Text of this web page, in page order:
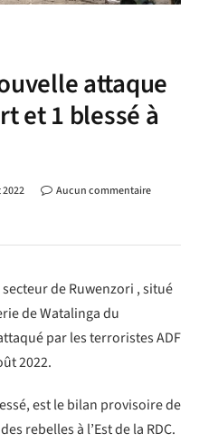
attaque
et 1 blessé à
Aucun commentaire
de Ruwenzori , situé
de Watalinga du
par les terroristes ADF
2022.
est le bilan provisoire de
rebelles à l’Est de la RDC.